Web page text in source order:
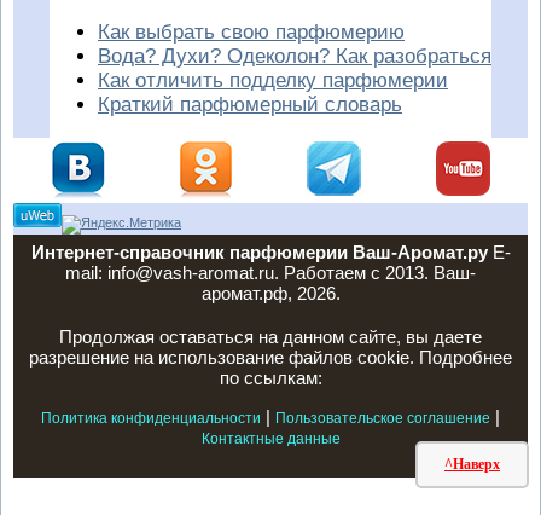
^Наверх
Как выбрать свою парфюмерию
Вода? Духи? Одеколон? Как разобраться
Как отличить подделку парфюмерии
Краткий парфюмерный словарь
Интернет-справочник парфюмерии Ваш-Аромат.руE-
mail: info@vash-aromat.ru. Работаем с 2013. Ваш-
аромат.рф, 2026.
Продолжая оставаться на данном сайте, вы даете
разрешение на использование файлов cookie. Подробнее
по ссылкам:
Политика конфиденциальности | Пользовательское соглашение |
Контактные данные